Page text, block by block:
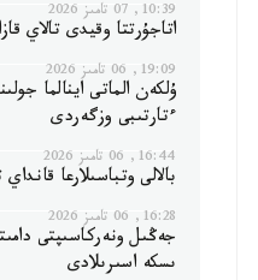
10:39, 07 تامىز 2026
اتاجۇرتتا وقيدى تالاي
19:09, 06 تامىز 2026
ۇلكەن الماتى اينالما
ءتارتىبى وزگەردى
16:44, 06 تامىز 2026
بالالى وتباسىلارعا
16:28, 06 تامىز 2026
ىسكە اسىرىلادى